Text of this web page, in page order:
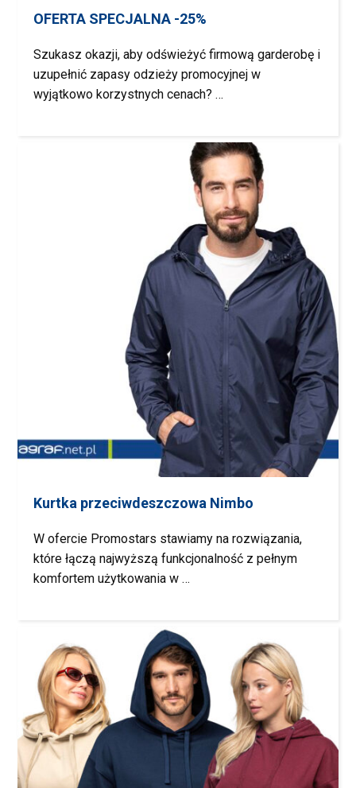
OFERTA SPECJALNA -25%
Szukasz okazji, aby odświeżyć firmową garderobę i
uzupełnić zapasy odzieży promocyjnej w
wyjątkowo korzystnych cenach? …
Kurtka przeciwdeszczowa Nimbo
W ofercie Promostars stawiamy na rozwiązania,
które łączą najwyższą funkcjonalność z pełnym
komfortem użytkowania w …